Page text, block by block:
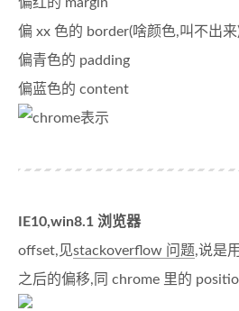
偏 xx 色的 border(啥颜色,叫不出来
偏青色的 padding
偏蓝色的 content
IE10,win8.1 浏览器
offset,见stackoverflow 问题,说是
之后的偏移,同 chrome 里的